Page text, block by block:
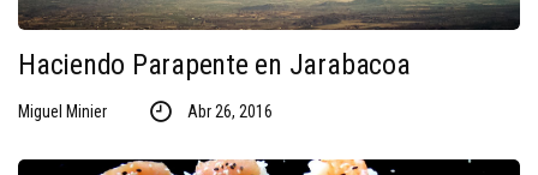
Haciendo Parapente en Jarabacoa
Miguel Minier Abr 26, 2016